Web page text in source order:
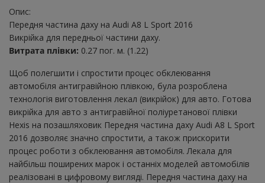
Опис:
Передня частина даху на Audi A8 L Sport 2016
Викрійка для передньої частини даху.
Витрата плівки: 0.27 пог. м. (1.22)
Щоб полегшити і спростити процес обклеювання
автомобіля антигравійною плівкою, була розроблена
технологія виготовлення лекал (викрійок) для авто. Готова
викрійка для авто з антигравійної поліуретанової плівки
Hexis на позашляховик Передня частина даху Audi A8 L Sport
2016 дозволяє значно спростити, а також прискорити
процес роботи з обклеювання автомобіля. Лекала для
найбільш поширених марок і останніх моделей автомобілів
реалізовані в цифровому вигляді. Передня частина даху на